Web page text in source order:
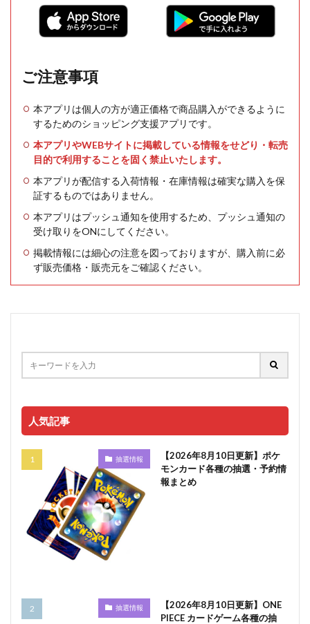
ご注意事項
本アプリは個人の方が適正価格で商品購入ができるように
するためのショッピング支援アプリです。
本アプリやWEBサイトに掲載している情報をせどり・転売
目的で利用することを固く禁止いたします。
本アプリが配信する入荷情報・在庫情報は確実な購入を保
証するものではありません。
本アプリはプッシュ通知を使用するため、プッシュ通知の
受け取りをONにしてください。
掲載情報には細心の注意を図っておりますが、購入前に必
ず販売価格・販売元をご確認ください。
人気記事
抽選情報
【2026年8月10日更新】ポケ
モンカード各種の抽選・予約情
報まとめ
抽選情報
【2026年8月10日更新】ONE
PIECE カードゲーム各種の抽